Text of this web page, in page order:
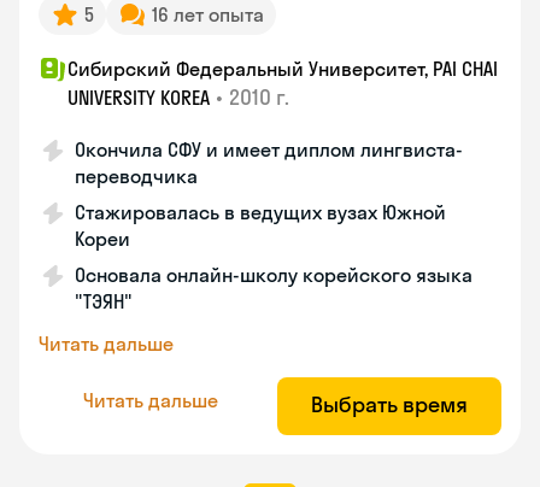
5 16 лет опыта
Сибирский Федеральный Университет, PAI CHAI
UNIVERSITY KOREA • 2010 г.
Окончила СФУ и имеет диплом лингвиста-
переводчика
Стажировалась в ведущих вузах Южной
Кореи
Основала онлайн-школу корейского языка
"ТЭЯН"
Читать дальше
Читать дальше Выбрать время